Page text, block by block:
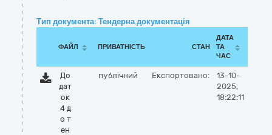
Тип документа: Тендерна документація
ФАЙЛ ПРИВАТНІСТЬ СТАН
ДАТА
ТА
ЧАС
До
дат
ок
4 д
о т
ен
публічний Експортовано:
13-10-
2025,
18:22:11